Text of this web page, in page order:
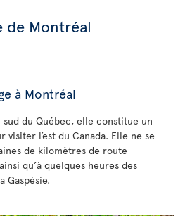
de Montréal
à Montréal
du Québec, elle constitue un
l’est du Canada. Elle ne se
de kilomètres de route
qu’à quelques heures des
Gaspésie.